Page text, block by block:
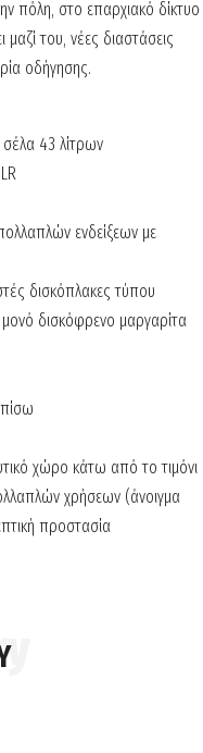
πόλη, στο επαρχιακό δίκτυο
του, νέες διαστάσεις
οδήγησης.
43 λίτρων
ενδείξεων με
δισκόπλακες τύπου
μονό δισκόφρενο μαργαρίτα
χώρο κάτω από το τιμόνι
χρήσεων (άνοιγμα
προστασία